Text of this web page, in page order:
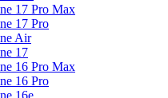
17 Pro Max
17 Pro
Air
17
16 Pro Max
16 Pro
16e